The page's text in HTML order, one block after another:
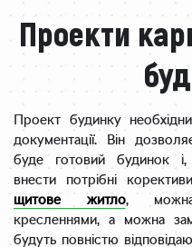
Проекти
Проект будинку
документації. Він
буде готовий будинок і,
внести потрібні
щитове житло, можна
кресленнями, а можна
будуть повністю